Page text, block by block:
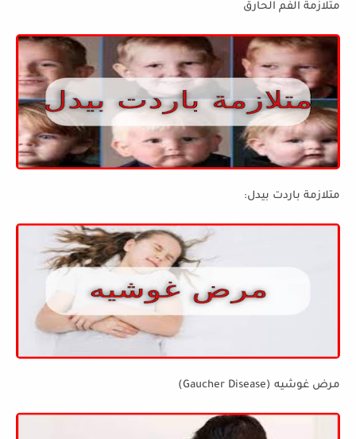
متلازمة الفم الحارق
متلازمة باردت بيدل:
مرض غوشيه (Gaucher Disease)